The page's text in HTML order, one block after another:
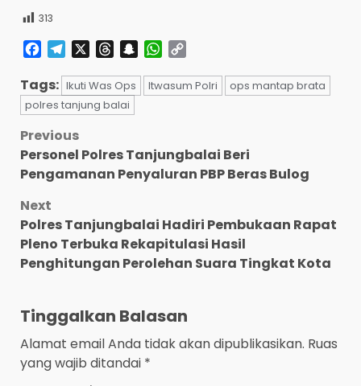
313
Facebook
TelegramThreadsSnapchatWhatsApp
Tags: Ikuti Was Ops Itwasum Polri
ops mantap brata
polres tanjung balai
Post
navigation
Previous
Personel Polres Tanjungbalai Beri
Pengamanan Penyaluran PBP Beras Bulog
Next
Polres Tanjungbalai Hadiri Pembukaan Rapat
Pleno Terbuka Rekapitulasi Hasil
Penghitungan Perolehan Suara Tingkat Kota
Tinggalkan Balasan
Alamat email Anda tidak akan dipublikasikan. Ruas
yang wajib ditandai *